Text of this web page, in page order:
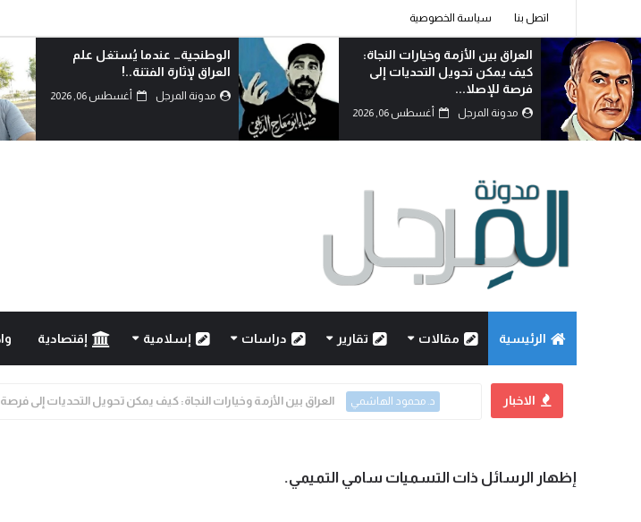
اتصل بنا سياسة الخصوصية
الوطنجية… عندما يُستغل علم
العراق لإثارة الفتنة..!
مدونة المرجل
مسيرة الأربعين الاممية ثورة ضد
الانانية وافشال للمخططات
الشيطانية..!
الرئيسية مقالات تقارير دراسات إسلامية إقتصادية
الاخبار د. محمود الهاشمي العراق بين الأزمة وخيارات النجاة: كيف يمكن تحويل التحديات إلى
‏إظهار الرسائل ذات التسميات سامي التميمي.